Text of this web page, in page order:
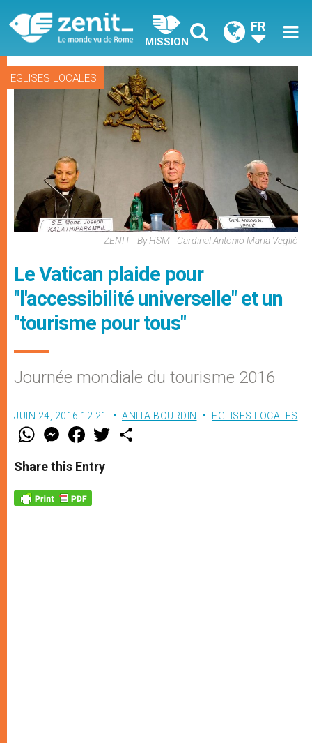
MISSION
FR
EGLISES LOCALES
ZENIT - By HSM - Cardinal Antonio Maria Vegliò
Le Vatican plaide pour
"l'accessibilité universelle" et un
"tourisme pour tous"
Journée mondiale du tourisme 2016
JUIN 24, 2016 12:21 ANITA BOURDIN EGLISES LOCALES
W
t
s
p
p
M
e
s
e
g
e
F
a
e
b
o
k
w
Share this Entry